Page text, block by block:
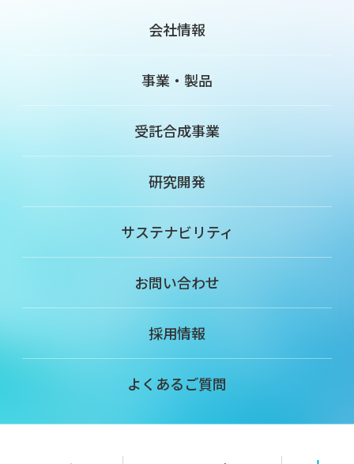
会社情報
事業・製品
受託合成事業
研究開発
サステナビリティ
お問い合わせ
採用情報
よくあるご質問